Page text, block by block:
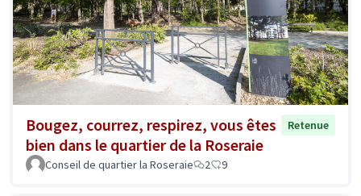
Bougez, courrez, respirez, vous êtes
bien dans le quartier de la Roseraie
Retenue
Conseil de quartier la Roseraie 2 9